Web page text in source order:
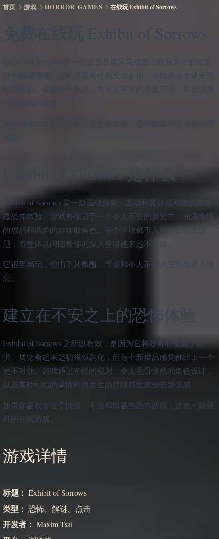
首页 游戏 HORROR GAMES 在线玩 Exhibit of Sorrows
免费在线玩 Exhibit of Sorrows
Exhibit of Sorrows 是一款设置在诡异马戏团主题展览中的短篇
恐怖解谜游戏。起初只是奇怪的互动参观，很快就会变成更黑
暗的体验。探索每个展品，与令人不安的角色互动，并发现展
Exhibit of Sorrows 是什么？
Exhibit of Sorrows 是一款围绕探索、互动和紧张感构建的浏览
器恐怖体验。游戏将你置于一个令人不安的展览中，充满奇怪
的展品和诡异的娃娃般角色。每个区域都引入新的互动或谜
题，而整体氛围随着你的深入变得越来越不舒服。
它很容易玩，但由于其氛围、节奏和令人不安的呈现而令人难
忘。
建立在不安之上的恐怖体验
Exhibit of Sorrows 之所以有效，是因为它将好奇心变成了恐
惧。展览看起来起初很戏剧化，但每个新展品感觉都比上一个
更不对劲。游戏通过奇怪的规则、令人毛骨悚然的角色设计，
以及某种可怕的事情即将发生的持续感觉来创造紧张感。
如果你喜欢专注于情绪、不适和惊喜的恐怖游戏，这是一款很
好的在线游戏。
游戏详情
标题： Exhibit of Sorrows
类型： 恐怖、解谜、点击
开发者： Maxim Tsai